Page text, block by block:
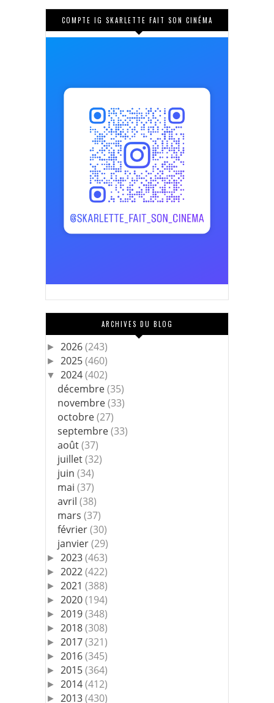
COMPTE IG SKARLETTE FAIT SON CINÉMA
ARCHIVES DU BLOG
► 2026(243)
► 2025(460)
▼ 2024(402)
décembre(35)
novembre(33)
octobre(27)
septembre(33)
août(37)
juillet(32)
juin(34)
mai(37)
avril(38)
mars(37)
février(30)
janvier(29)
► 2023(463)
► 2022(422)
► 2021 (388)
► 2020(194)
► 2019(348)
► 2018(308)
► 2017(321)
► 2016(345)
► 2015(364)
► 2014(412)
► 2013(430)